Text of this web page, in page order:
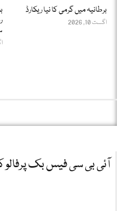
برطانیہ میں گرمی کا نیا ریکارڈ
اگست 10, 2026
آئی بی سی فیس بک پرفالو